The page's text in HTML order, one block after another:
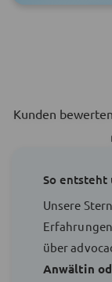
Kunden
So entsteht
Unsere
über
Anwältin